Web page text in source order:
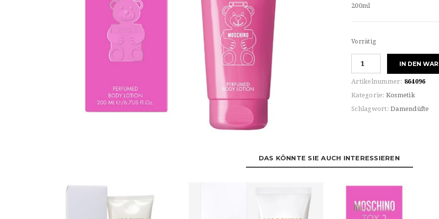
200ml
Vorrätig
2
GUM
Perfumed
IN DEN
Artikelnummer: 864096
Kategorie: Kosmetik
Schlagwort: Damendüfte
DAS KÖNNTE SIE AUCH INTERESSIEREN